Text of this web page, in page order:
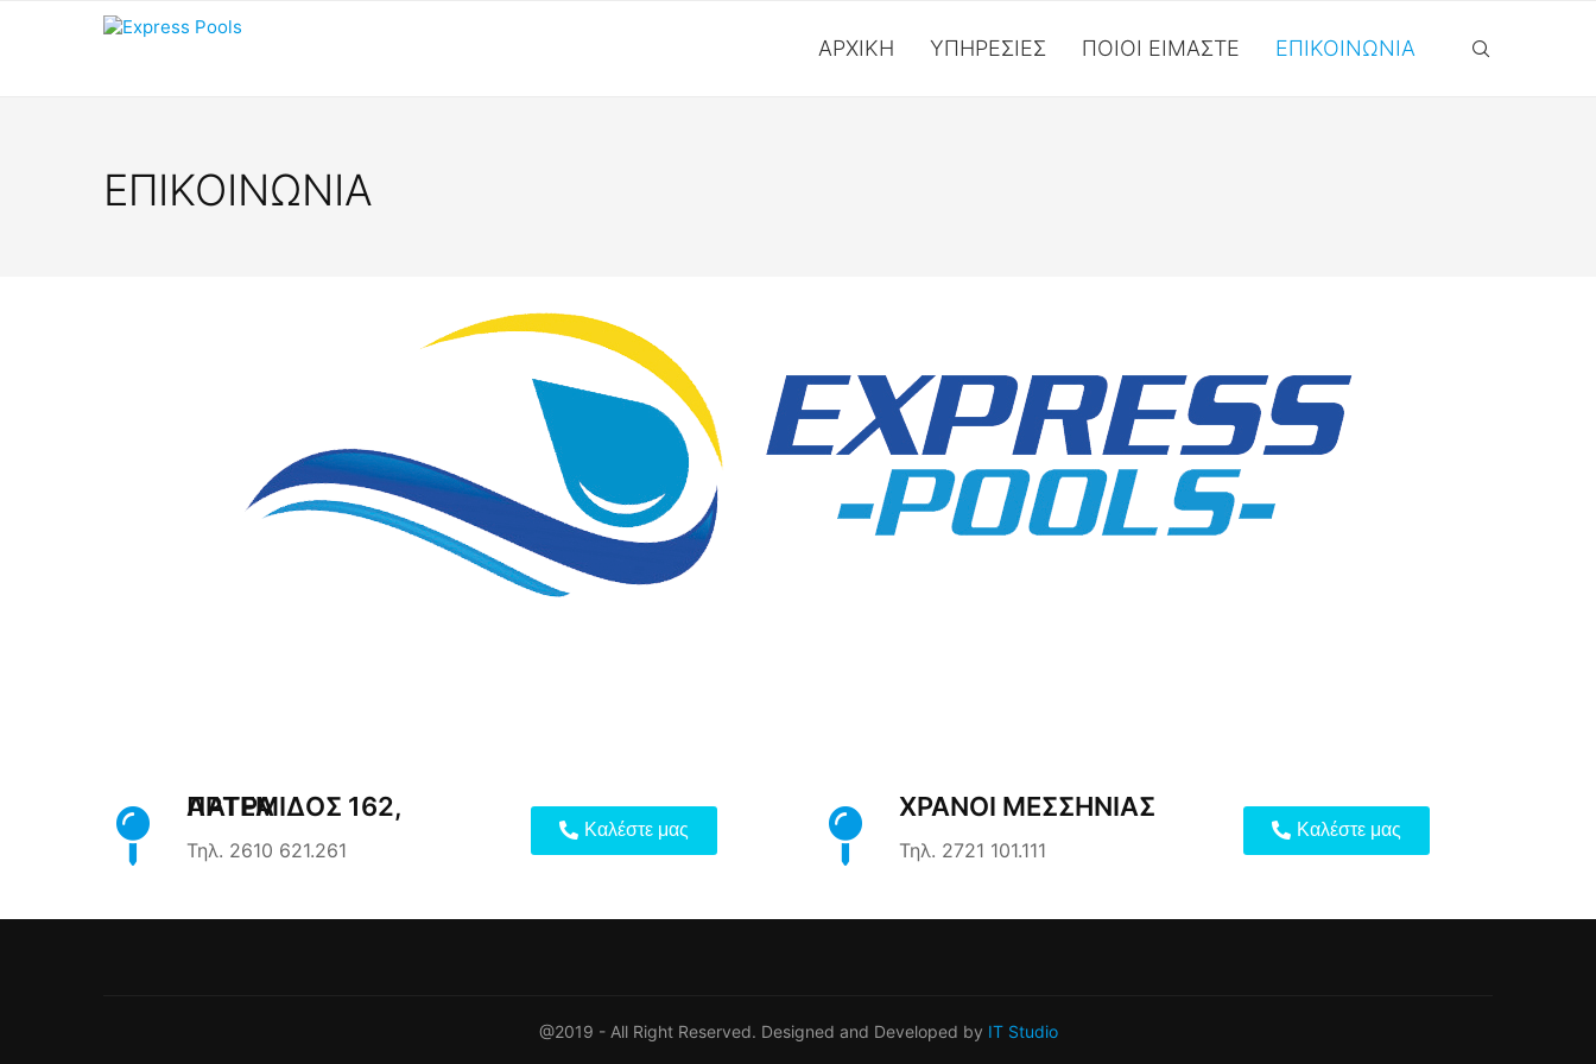
ΑΡΧΙΚΉ ΥΠΗΡΕΣΊΕΣ ΠΟΙΟΙ ΕΊΜΑΣΤΕ ΕΠΙΚΟΙΝΩΝΊΑ
ΕΠΙΚΟΙΝΩΝΙΑ
ΑΡΤΈΜΙΔΟΣ 162, ΠΆΤΡΑ
Τηλ. 2610 621.261
Καλέστε μας
ΧΡΆΝΟΙ ΜΕΣΣΗΝΊΑΣ
Τηλ. 2721 101.111
Καλέστε μας
@2019 - All Right Reserved. Designed and Developed by IT Studio